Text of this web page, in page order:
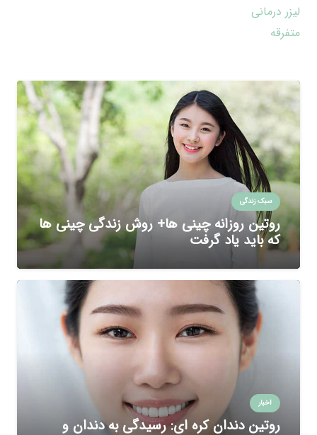
لیزر درمانی
متفرقه
سبک زندگی
روتین روزانه چینی ها+ روش زندگی چینی ها
که باید یاد گرفت
اخبار
روتین دندان کره ای: رسیدگی به دندان و